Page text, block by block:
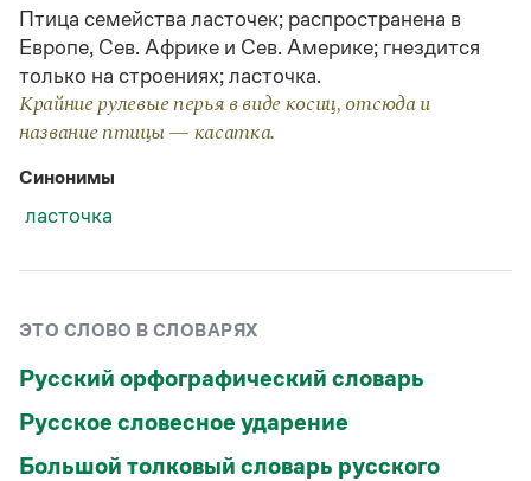
Лекции и подкасты
Рекомендуем
Учебник Грамоты
Правила русского языка: от азов до тонкостей
Скороговорки
Издательство
Словари
Научпоп
Учебники и справочники
Все книги
Птица семейства ласточек; распространена в
Европе, Сев. Африке и Сев. Америке; гнездится
только на строениях; ласточка.
Крайние рулевые перья в виде косиц, отсюда и
название птицы — касатка.
Синонимы
ласточка
ЭТО СЛОВО В СЛОВАРЯХ
Русский орфографический словарь
Русское словесное ударение
Большой толковый словарь русского